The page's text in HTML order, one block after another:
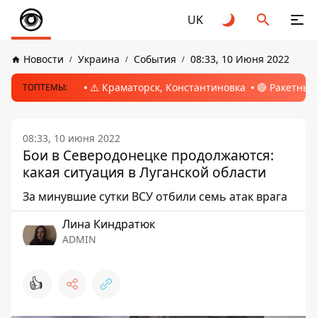
UK
Новости Украина События 08:33, 10 Июня 2022
ТОПТЕМЫ: ⚠️ Краматорск, Константиновка 🔴
08:33, 10 июня 2022
Бои в Северодонецке продолжаются:
какая ситуация в Луганской области
За минувшие сутки ВСУ отбили семь атак врага
Лина Киндратюк
ADMIN
👍